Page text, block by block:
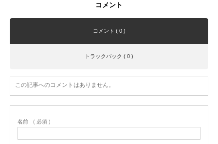
コメント
コメント ( 0 )
トラックバック ( 0 )
この記事へのコメントはありません。
名前 ( 必須 )